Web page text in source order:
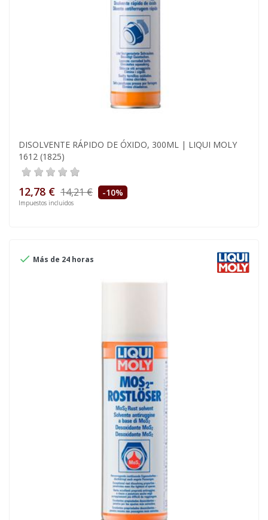
DISOLVENTE RÁPIDO DE ÓXIDO, 300ML | LIQUI MOLY
1612 (1825)
12,78 € 14,21 € -10%
Impuestos incluidos
 Más de 24 horas